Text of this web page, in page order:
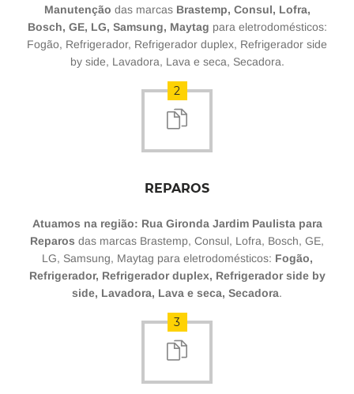
Manutenção das marcas Brastemp, Consul, Lofra,
Bosch, GE, LG, Samsung, Maytag para eletrodomésticos:
Fogão, Refrigerador, Refrigerador duplex, Refrigerador side
by side, Lavadora, Lava e seca, Secadora.
2
REPAROS
Atuamos na região: Rua Gironda Jardim Paulista para
Reparos das marcas Brastemp, Consul, Lofra, Bosch, GE,
LG, Samsung, Maytag para eletrodomésticos: Fogão,
Refrigerador, Refrigerador duplex, Refrigerador side by
side, Lavadora, Lava e seca, Secadora.
3